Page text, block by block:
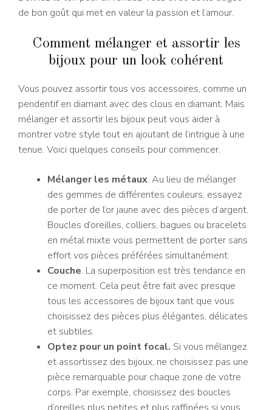
de bon goût qui met en valeur la passion et l’amour.
Comment mélanger et assortir les
bijoux pour un look cohérent
Vous pouvez assortir tous vos accessoires, comme un
pendentif en diamant avec des clous en diamant. Mais
mélanger et assortir les bijoux peut vous aider à
montrer votre style tout en ajoutant de l’intrigue à une
tenue. Voici quelques conseils pour commencer.
Mélanger les métaux. Au lieu de mélanger
des gemmes de différentes couleurs, essayez
de porter de l’or jaune avec des pièces d’argent.
Boucles d’oreilles, colliers, bagues ou bracelets
en métal mixte vous permettent de porter sans
effort vos pièces préférées simultanément.
Couche. La superposition est très tendance en
ce moment. Cela peut être fait avec presque
tous les accessoires de bijoux tant que vous
choisissez des pièces plus élégantes, délicates
et subtiles.
Optez pour un point focal. Si vous mélangez
et assortissez des bijoux, ne choisissez pas une
pièce remarquable pour chaque zone de votre
corps. Par exemple, choisissez des boucles